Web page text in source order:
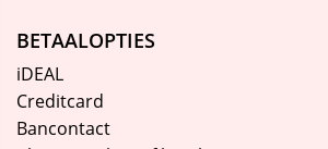
BETAALOPTIES
iDEAL
Creditcard
Bancontact